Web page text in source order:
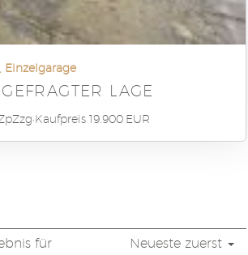
Einzelgarage
LAGE
Kaufpreis 19.900 EUR
für
Neueste zuerst